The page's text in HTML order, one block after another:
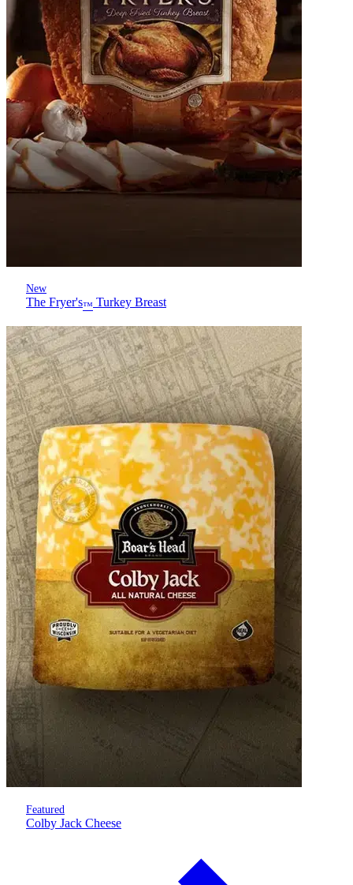
New
The Fryer's™ Turkey Breast
Featured
Colby Jack Cheese